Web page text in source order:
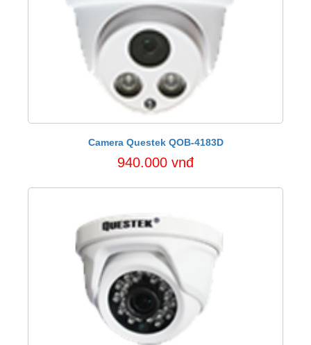
Camera Questek QOB-4183D
940.000 vnđ